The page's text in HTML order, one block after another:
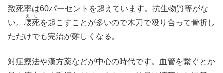
致死率は60パーセントを超えています。抗生物質等がな
い。 壊死
えし
を起こすことが多いので木刀で殴り合って骨折し
ただけでも完治が難しくなる。
対症療法や漢方薬などが中心の時代です。血管を繋ぐとか